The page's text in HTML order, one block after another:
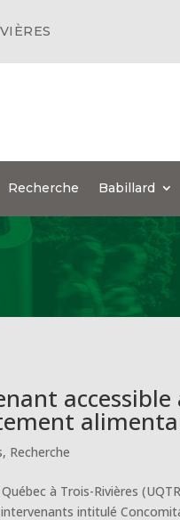
Recherche Babillard
, Recherche
à Trois-Rivières
intitulé